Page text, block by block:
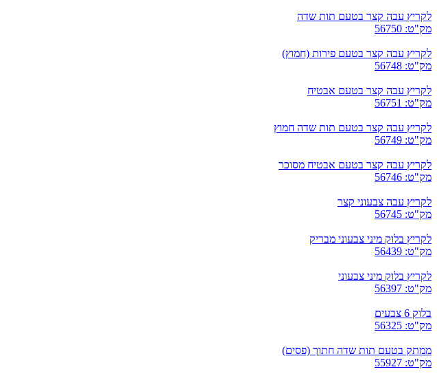
לקריץ עבה קצר בטעם תות שדה
מק"ט: 56750
לקריץ עבה קצר בטעם פירות (חמוץ)
מק"ט: 56748
לקריץ עבה קצר בטעם אבטיח
מק"ט: 56751
לקריץ עבה קצר בטעם תות שדה חמוץ
מק"ט: 56749
לקריץ עבה קצר בטעם אבטיח מסוכר
מק"ט: 56746
לקריץ עבה צבעוני קצר
מק"ט: 56745
לקריץ בלוק מיני צבעוני מבריק
מק"ט: 56439
לקריץ בלוק מיני צבעוני
מק"ט: 56397
בלוק 6 צבעים
מק"ט: 56325
ממתק בטעם תות שדה חתוך (פסים)
מק"ט: 55927